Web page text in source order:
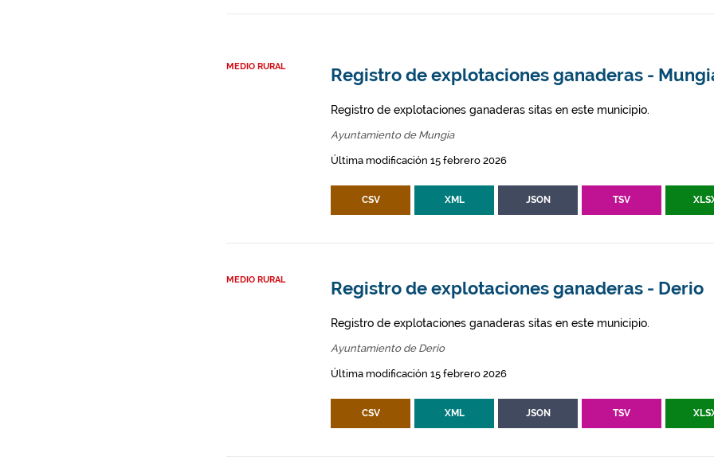
MEDIO RURAL Registro de explotaciones ganaderas -
Registro de explotaciones ganaderas sitas en este municipio.
Ayuntamiento de Mungia
Última modificación 15 febrero 2026
CSV XML JSON TSV
MEDIO RURAL Registro de explotaciones ganaderas - Derio
Registro de explotaciones ganaderas sitas en este municipio.
Ayuntamiento de Derio
Última modificación 15 febrero 2026
CSV XML JSON TSV